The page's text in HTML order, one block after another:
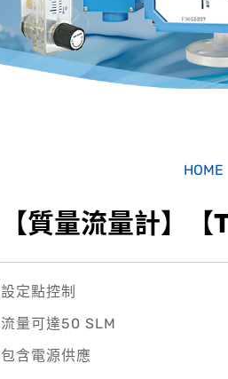
閥件系列
配件系列
緊急淋浴洗眼器
HOME
【質量流量計】【
設定點控制
流量可達50 SLM
包含電源供應